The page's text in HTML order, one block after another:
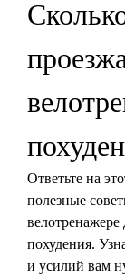
Ответьте на
полезные
похудения.
и усилий вам